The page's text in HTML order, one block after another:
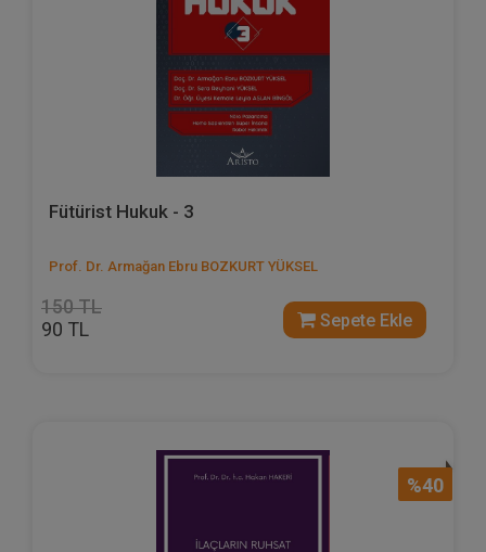
Fütürist Hukuk - 3
Prof. Dr. Armağan Ebru BOZKURT YÜKSEL
150 TL
90 TL Sepete Ekle
%40